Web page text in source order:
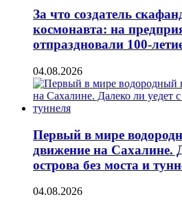
За что создатель
космонавта: на
отпраздновали 100-
04.08.2026
Первый в мире
движение на Сахалине.
острова без моста и
04.08.2026